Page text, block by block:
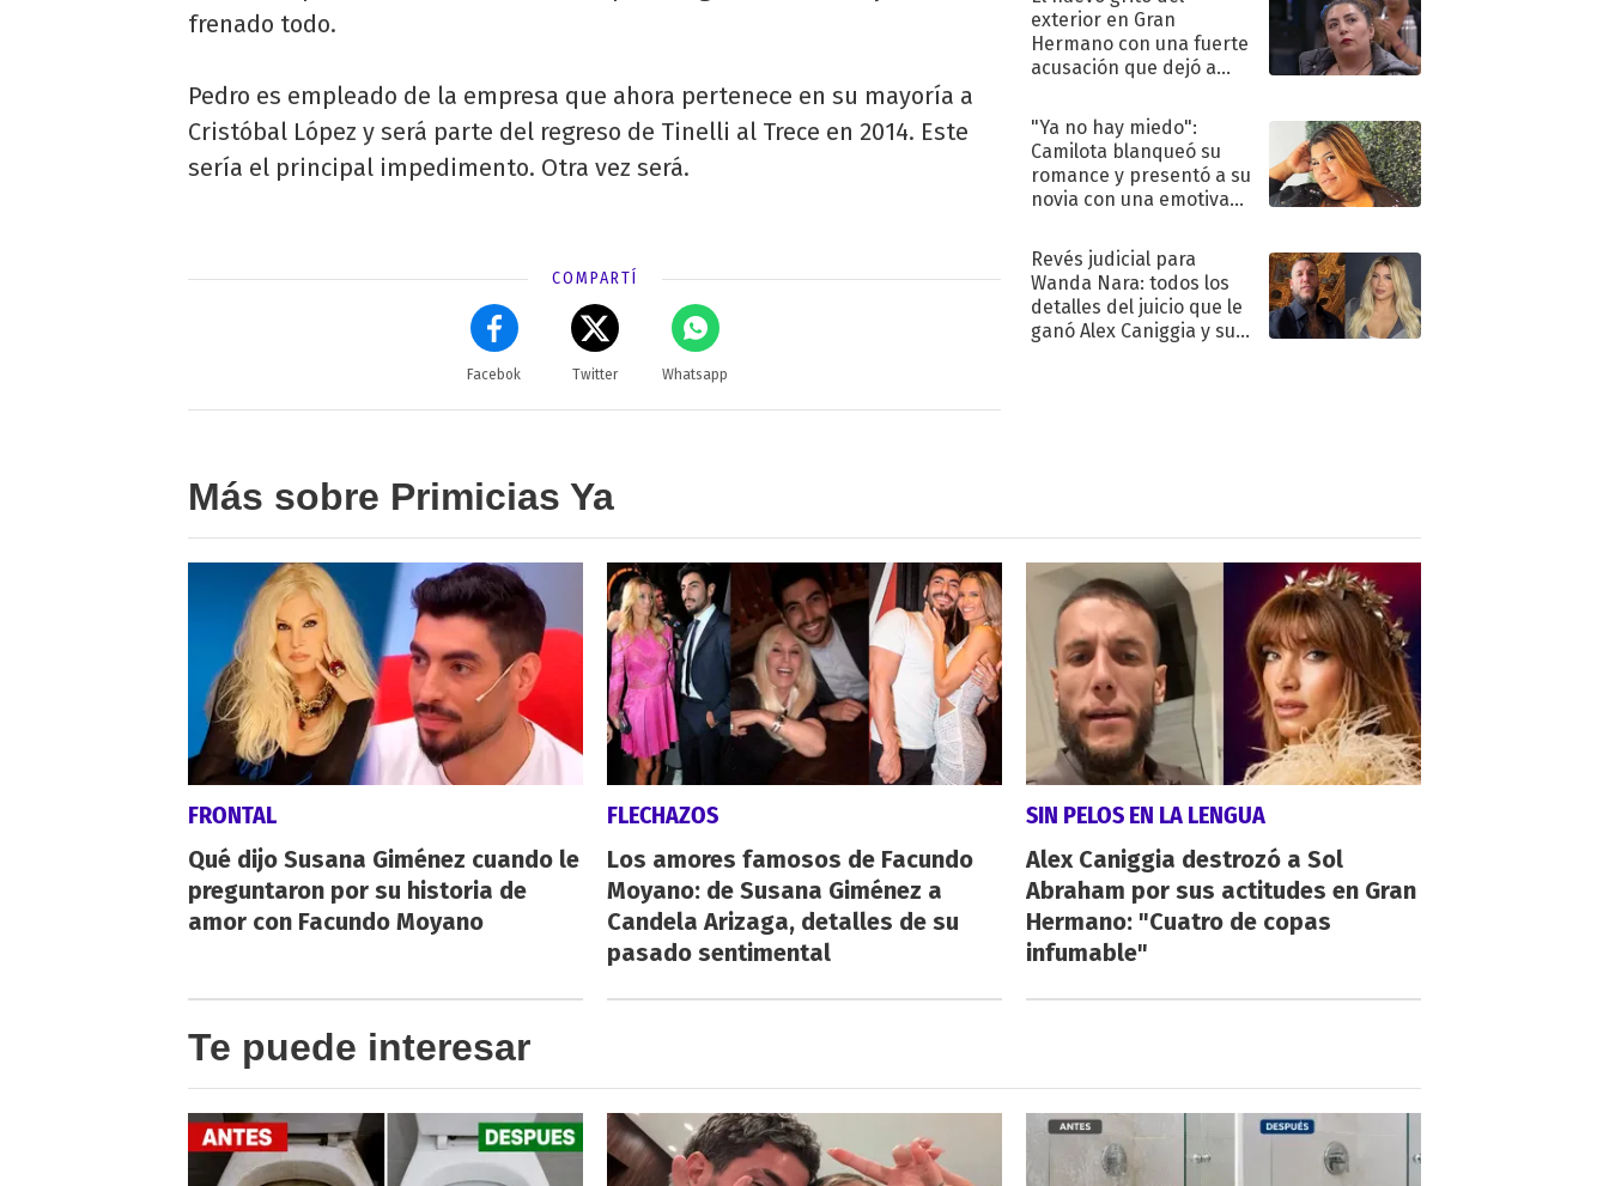
frenado todo.
Pedro es empleado de la empresa que ahora pertenece en su mayoría a
Cristóbal López y será parte del regreso de Tinelli al Trece en 2014. Este
sería el principal impedimento. Otra vez será.
COMPARTÍ
Facebok Twitter Whatsapp
exterior en Gran
Hermano con una fuerte
acusación que dejó a
"Traidora"
"Ya no hay miedo":
Camilota blanqueó su
romance y presentó a su
novia con una emotiva
Revés judicial para
Wanda Nara: todos los
detalles del juicio que le
ganó Alex Caniggia y sus
Más sobre Primicias Ya
FRONTAL
Qué dijo Susana Giménez cuando le
preguntaron por su historia de
amor con Facundo Moyano
FLECHAZOS
Los amores famosos de Facundo
Moyano: de Susana Giménez a
Candela Arizaga, detalles de su
pasado sentimental
SIN PELOS EN LA LENGUA
Alex Caniggia destrozó a Sol
Abraham por sus actitudes en Gran
Hermano: "Cuatro de copas
infumable"
Te puede interesar